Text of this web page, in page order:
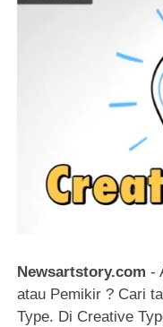
Newsartstory.com -
atau Pemikir ? Cari
Type. Di Creative